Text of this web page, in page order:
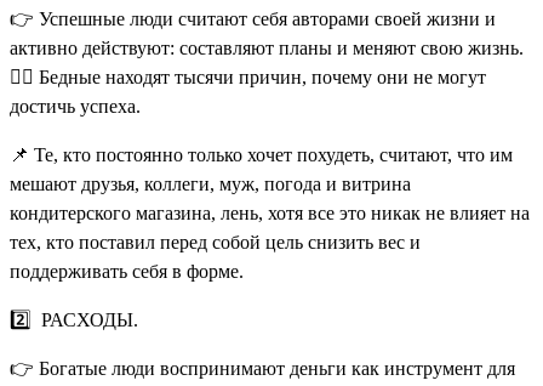
👉 Успешные люди считают себя авторами своей жизни и
активно действуют: составляют планы и меняют свою жизнь.
🤷‍♀️ Бедные находят тысячи причин, почему они не могут
достичь успеха.
📌 Те, кто постоянно только хочет похудеть, считают, что им
мешают друзья, коллеги, муж, погода и витрина
кондитерского магазина, лень, хотя все это никак не влияет на
тех, кто поставил перед собой цель снизить вес и
поддерживать себя в форме.
2️⃣ РАСХОДЫ.
👉 Богатые люди воспринимают деньги как инструмент для